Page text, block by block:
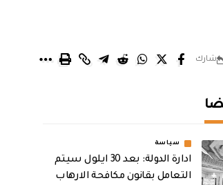
شارك
سياسة
ادارة الدولة: بعد 30 ايلول سيتم
التعامل بقانون مكافحة الارهاب